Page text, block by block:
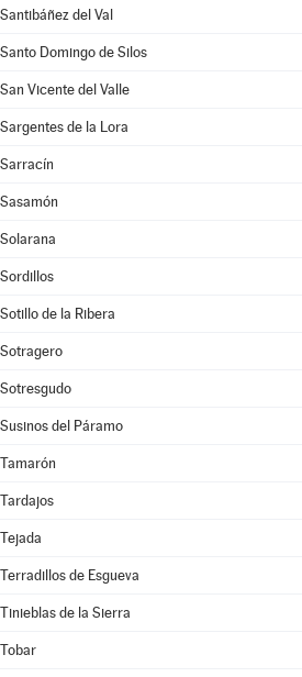
Santibáñez del Val
Santo Domingo de Silos
San Vicente del Valle
Sargentes de la Lora
Sarracín
Sasamón
Solarana
Sordillos
Sotillo de la Ribera
Sotragero
Sotresgudo
Susinos del Páramo
Tamarón
Tardajos
Tejada
Terradillos de Esgueva
Tinieblas de la Sierra
Tobar